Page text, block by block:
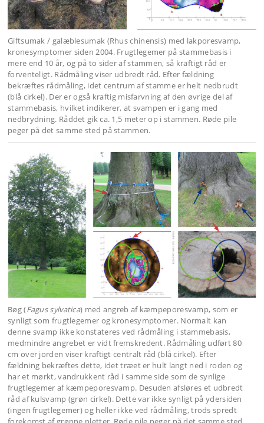
Giftsumak / galæblesumak (Rhus chinensis) med lakporesvamp,
kronesymptomer siden 2004. Frugtlegemer på stammebasis i
mere end 10 år, og på to sider af stammen, så kraftigt råd er
forventeligt. Rådmåling viser udbredt råd. Efter fældning
bekræftes rådmåling, idet centrum af stamme er helt nedbrudt
(blå cirkel). Der er også kraftig misfarvning af den øvrige del af
stammebasis, hvilket indikerer, at svampen er i gang med
nedbrydning. Råddet gik ca. 1,5 meter op i stammen. Røde pile
peger på det samme sted på stammen.
Bøg (Fagus sylvatica) med angreb af kæmpeporesvamp, som er
synligt som frugtlegemer og kronesymptomer. Normalt kan
denne svamp ikke konstateres ved rådmåling i stammebasis,
medmindre angrebet er vidt fremskredent. Rådmåling udført 80
cm over jorden viser kraftigt centralt råd (blå cirkel). Efter
fældning bekræftes dette, idet træet er hult langt ned i roden og
har et mørkt, vandrukkent råd i samme side som de synlige
frugtlegemer af kæmpeporesvamp. Desuden afsløres et udbredt
råd af kulsvamp (grøn cirkel). Dette var ikke synligt på ydersiden
(ingen frugtlegemer) og heller ikke ved rådmåling, trods spredt